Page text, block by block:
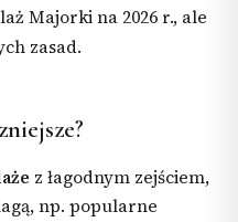
Majorki na 2026 r., ale
zasad.
z łagodnym zejściem,
np. popularne